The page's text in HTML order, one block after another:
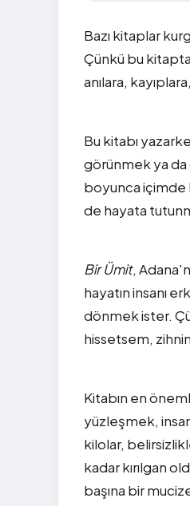
Bazı kitaplar
Çünkü bu
anılara,
Bu kitabı
görünmek ya da
boyunca içimde
de hayata
Bir Ümit,
hayatın insanı
dönmek ister.
hissetsem,
Kitabın en
yüzleşmek,
kilolar,
kadar kırılgan
başına bir